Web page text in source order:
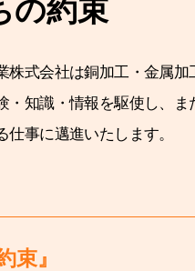
の約束
株式会社は銅加工・金属
・知識・情報を駆使し、
仕事に邁進いたします。
束』